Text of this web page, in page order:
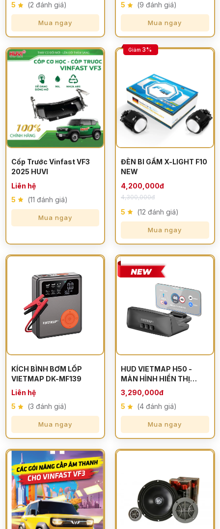
5 (2 đánh giá)
Mua ngay
5 (9 đánh giá)
Mua ngay
Cốp Trước Vinfast VF3
2025 HUVI
Liên hệ
5
(11 đánh giá)
Mua ngay
Giảm 3%
ĐÈN BI GẦM X-LIGHT F10
NEW
4,200,000đ
4,300,000đ
5 (12 đánh giá)
Mua ngay
KÍCH BÌNH BƠM LỐP
VIETMAP DK-MF139
Liên hệ
5
(3 đánh giá)
Mua ngay
HUD VIETMAP H50 -
MÀN HÌNH HIỂN THỊ
THÔNG TIN
3,290,000đ
5
(4 đánh giá)
Mua ngay